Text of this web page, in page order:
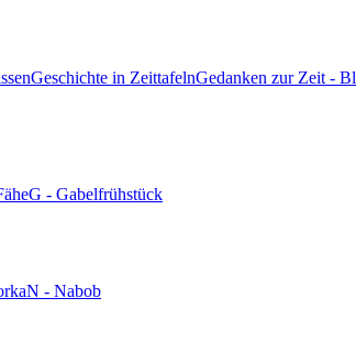
Geschichte in ZeittafelnGedanken zur Zeit -
G - Gabelfrühstück
N - Nabob